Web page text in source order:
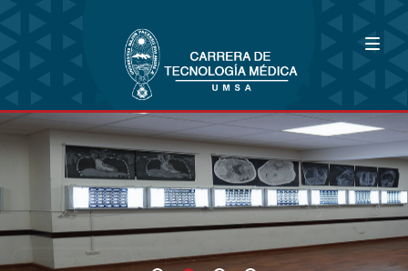
Bioimagenología
Fisioterapia y Kinesiología
Laboratorio Clínico